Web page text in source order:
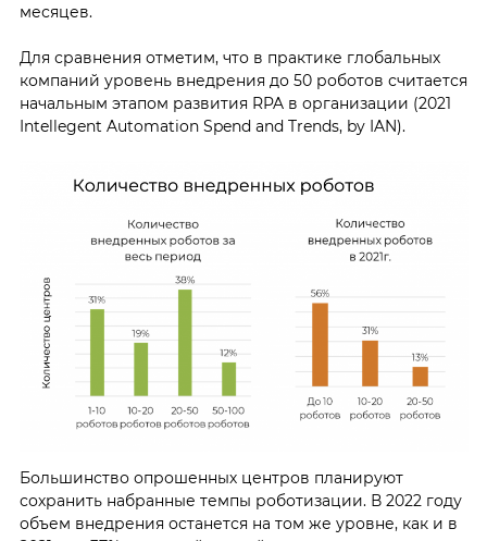
месяцев.
Для сравнения отметим, что в практике глобальных
компаний уровень внедрения до 50 роботов считается
начальным этапом развития RPA в организации (2021
Intellegent Automation Spend and Trends, by IAN).
Большинство опрошенных центров планируют
сохранить набранные темпы роботизации. В 2022 году
объем внедрения останется на том же уровне, как и в